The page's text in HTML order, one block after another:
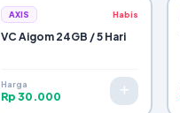
AXIS Habis
VC Aigom 24GB / 5 Hari
Harga
Rp 30.000